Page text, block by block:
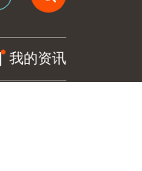
我的资讯